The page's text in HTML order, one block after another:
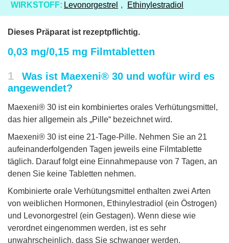
WIRKSTOFF: Levonorgestrel , Ethinylestradiol
Dieses Präparat ist rezeptpflichtig.
0,03 mg/0,15 mg Filmtabletten
1
Was ist Maexeni® 30 und wofür wird es
angewendet?
Maexeni® 30 ist ein kombiniertes orales Verhütungsmittel,
das hier allgemein als „Pille“ bezeichnet wird.
Maexeni® 30 ist eine 21-Tage-Pille. Nehmen Sie an 21
aufeinanderfolgenden Tagen jeweils eine Filmtablette
täglich. Darauf folgt eine Einnahmepause von 7 Tagen, an
denen Sie keine Tabletten nehmen.
Kombinierte orale Verhütungsmittel enthalten zwei Arten
von weiblichen Hormonen, Ethinylestradiol (ein Östrogen)
und Levonorgestrel (ein Gestagen). Wenn diese wie
verordnet eingenommen werden, ist es sehr
unwahrscheinlich, dass Sie schwanger werden.